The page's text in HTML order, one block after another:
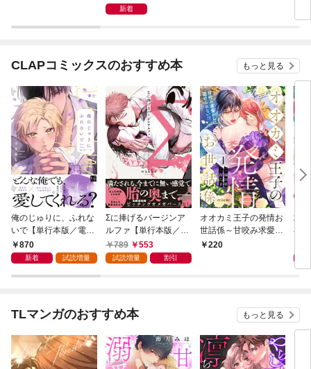
新着
限定SS付き】
CLAPコミックスのおすすめ本 もっと見る
俺のじゅりに、ふれな
いで【単行本版／電子
限定描き下ろしマンガ
付】
870
新着 試読増量
Σに捧げるバージンア
ルファ【単行本版／電
子限定描き下ろしマン
ガ付】
789 553
試読増量 割引
オオカミ王子の発情お
世話係～甘咬み求愛か
らは逃げられない！？
220
求
再
い
描
TLマンガのおすすめ本 もっと見る